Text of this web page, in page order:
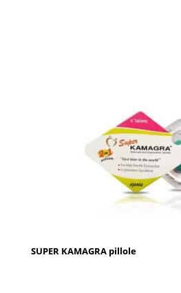
SUPER KAMAGRA pillole